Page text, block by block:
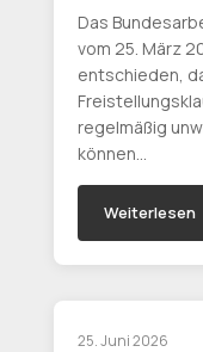
Das
vom 25. März
entschieden,
regelmäßig
können…
Weiterlesen
25. Juni 2026